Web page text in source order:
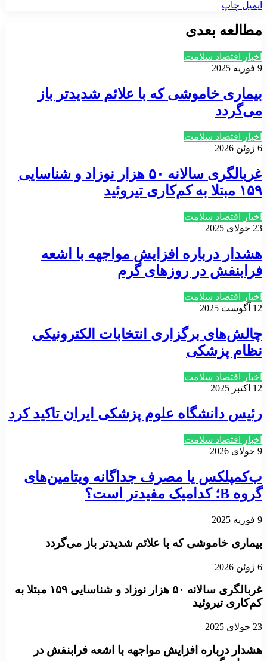
ایمیل چاپ
مطالعه بعدی
اخبار اقتصاد سلامت
9 فوریه 2025
بیماری خاموشی که با علائم شدیدتر باز
می‌گردد
اخبار اقتصاد سلامت
6 ژوئن 2026
غربالگری سالانه ۵۰ هزار نوزاد و شناسایی
۱۵۹ مبتلا به کم‌کاری تیروئید
اخبار اقتصاد سلامت
23 جولای 2025
هشدار درباره افزایش مواجهه با اشعه
فرابنفش در روزهای گرم
اخبار اقتصاد سلامت
12 آگوست 2025
چالش‌های برگزاری انتخابات الکترونیکی
نظام پزشکی
اخبار اقتصاد سلامت
12 اکتبر 2025
رئیس دانشگاه علوم پزشکی ایران تاکید کرد
اخبار اقتصاد سلامت
9 جولای 2026
ب‌کمپلکس یا مصرف جداگانه ویتامین‌های
گروه B؛ کدامیک مفیدتر است؟
9 فوریه 2025
بیماری خاموشی که با علائم شدیدتر باز می‌گردد
6 ژوئن 2026
غربالگری سالانه ۵۰ هزار نوزاد و شناسایی ۱۵۹ مبتلا به
کم‌کاری تیروئید
23 جولای 2025
هشدار درباره افزایش مواجهه با اشعه فرابنفش در